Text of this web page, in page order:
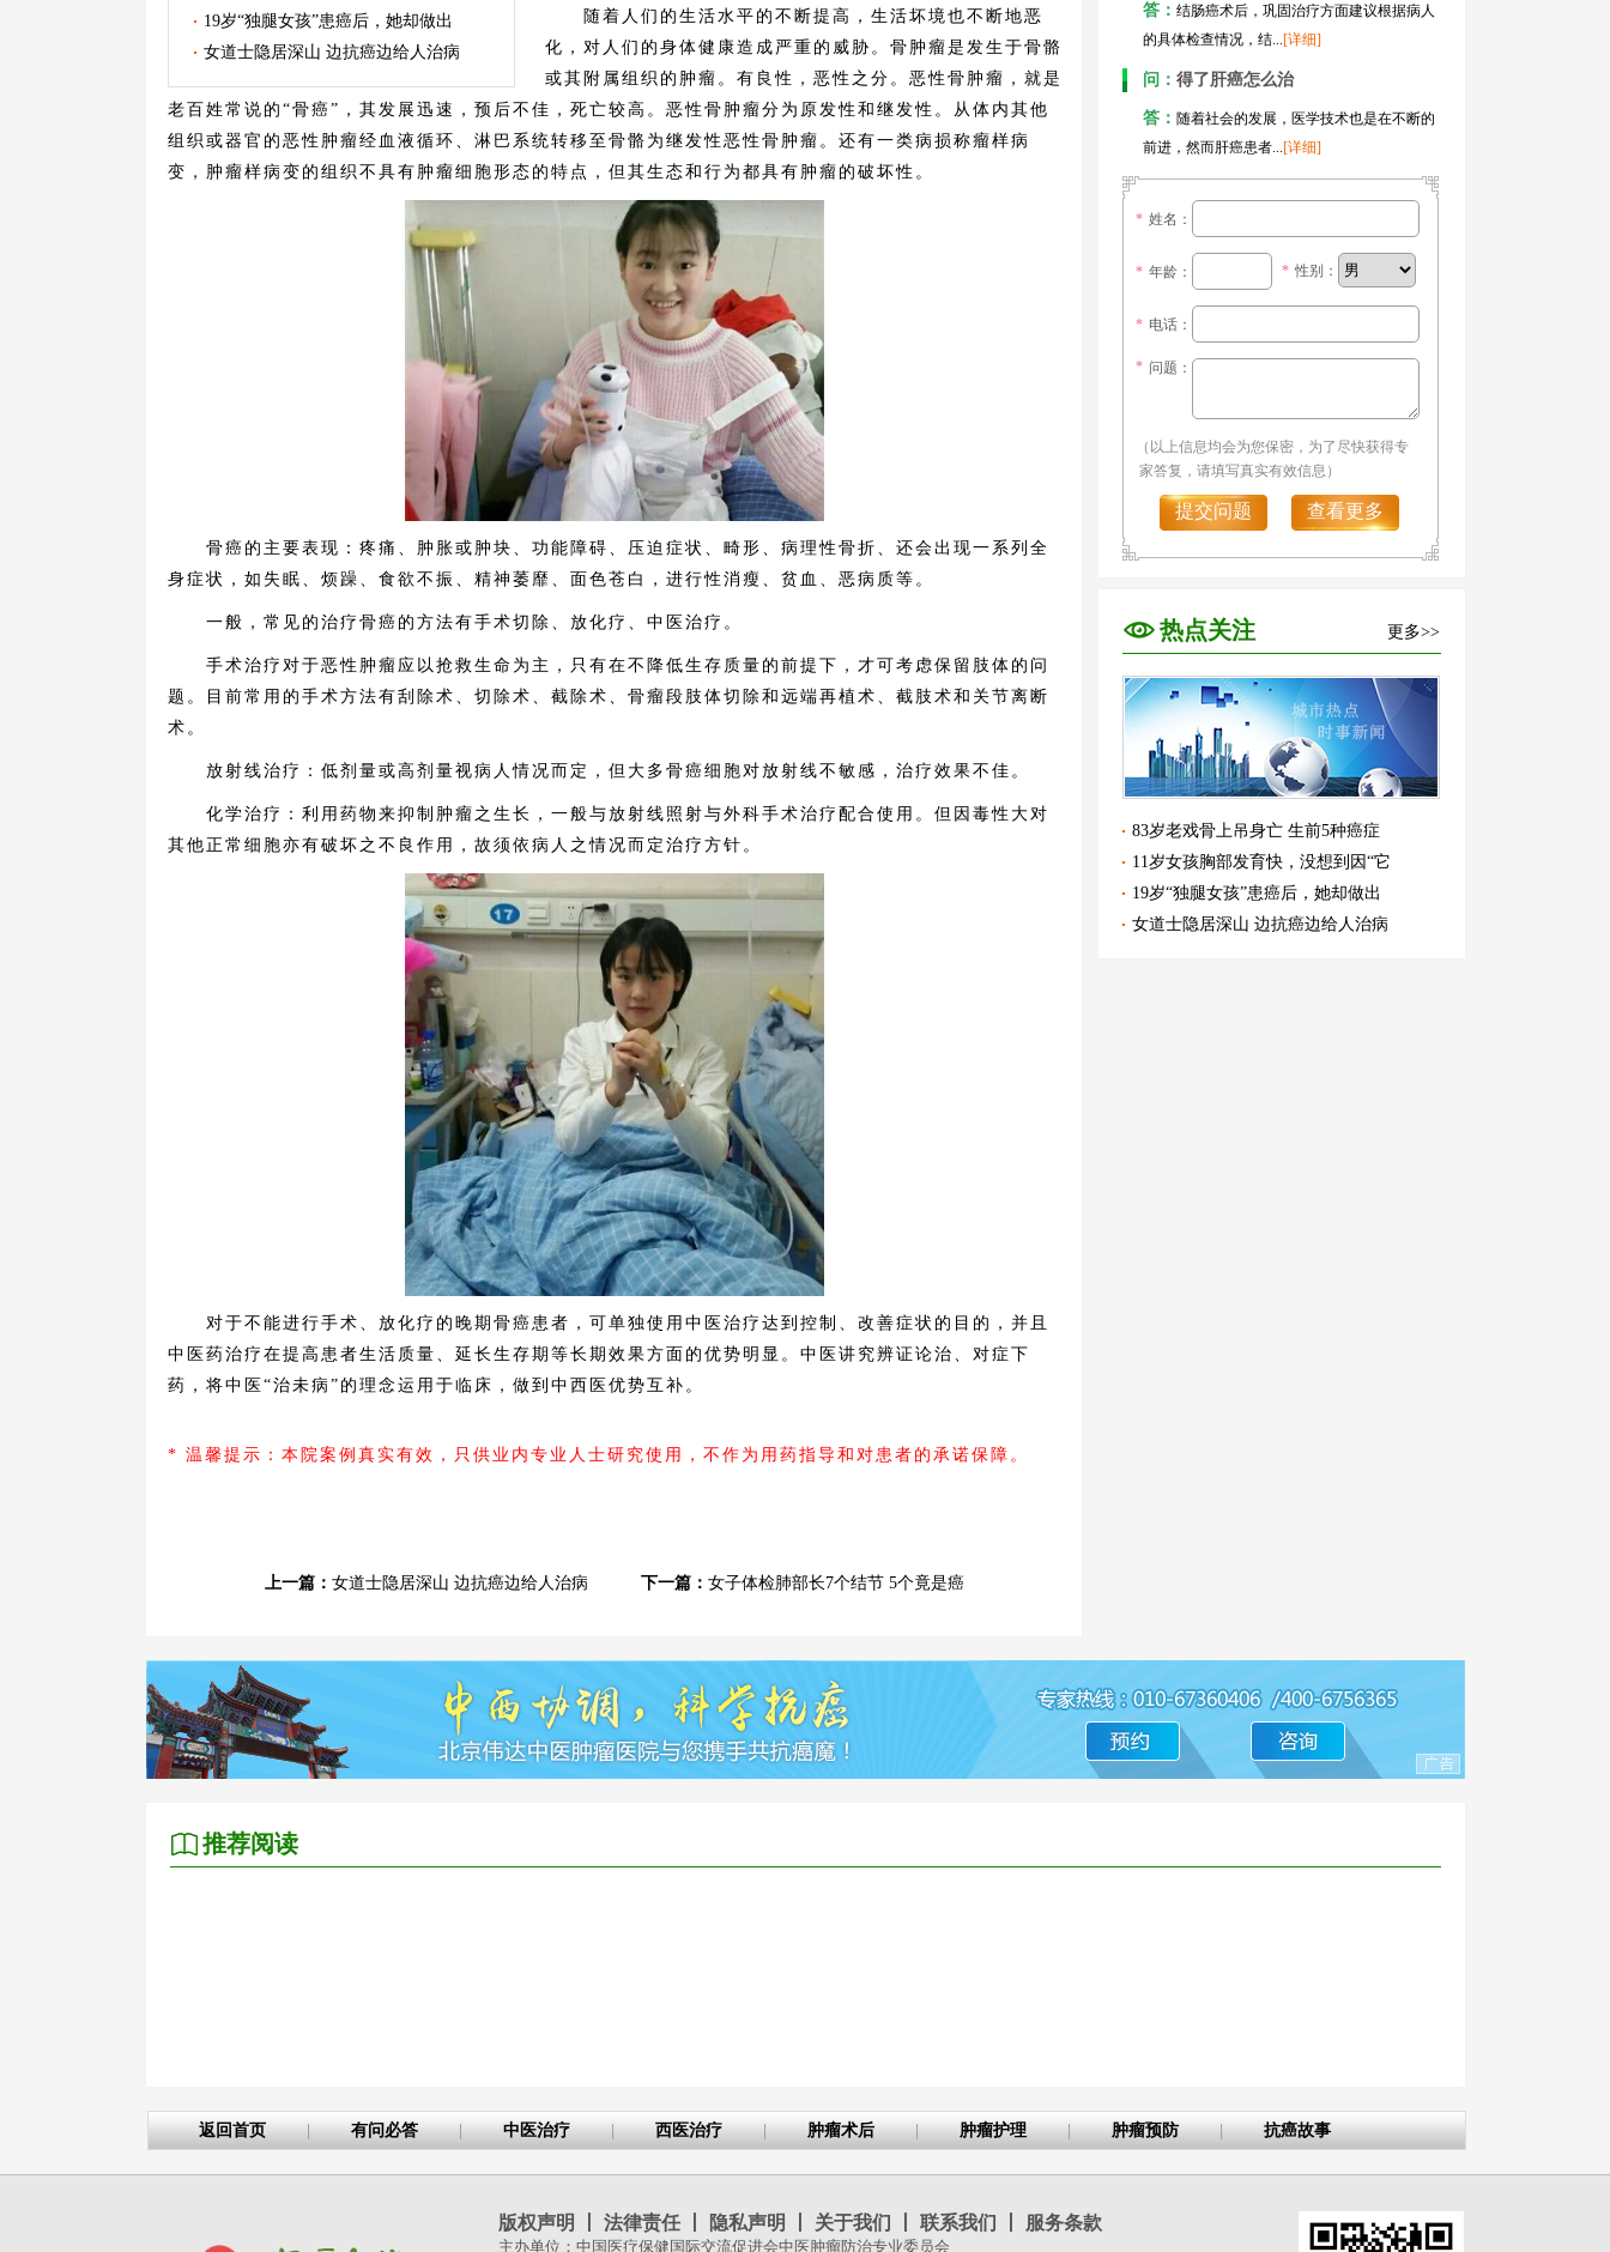
19岁“独腿女孩”患癌后，她却做出
女道士隐居深山 边抗癌边给人治病
随着人们的生活水平的不断提高，生活坏境也不断地恶
化，对人们的身体健康造成严重的威胁。骨肿瘤是发生于骨骼
或其附属组织的肿瘤。有良性，恶性之分。恶性骨肿瘤，就是
老百姓常说的“骨癌”，其发展迅速，预后不佳，死亡较高。恶性骨肿瘤分为原发性和继发性。从体内其他
组织或器官的恶性肿瘤经血液循环、淋巴系统转移至骨骼为继发性恶性骨肿瘤。还有一类病损称瘤样病
变，肿瘤样病变的组织不具有肿瘤细胞形态的特点，但其生态和行为都具有肿瘤的破坏性。
骨癌的主要表现：疼痛、肿胀或肿块、功能障碍、压迫症状、畸形、病理性骨折、还会出现一系列全
身症状，如失眠、烦躁、食欲不振、精神萎靡、面色苍白，进行性消瘦、贫血、恶病质等。
一般，常见的治疗骨癌的方法有手术切除、放化疗、中医治疗。
手术治疗对于恶性肿瘤应以抢救生命为主，只有在不降低生存质量的前提下，才可考虑保留肢体的问
题。目前常用的手术方法有刮除术、切除术、截除术、骨瘤段肢体切除和远端再植术、截肢术和关节离断
术。
放射线治疗：低剂量或高剂量视病人情况而定，但大多骨癌细胞对放射线不敏感，治疗效果不佳。
化学治疗：利用药物来抑制肿瘤之生长，一般与放射线照射与外科手术治疗配合使用。但因毒性大对
其他正常细胞亦有破坏之不良作用，故须依病人之情况而定治疗方针。
对于不能进行手术、放化疗的晚期骨癌患者，可单独使用中医治疗达到控制、改善症状的目的，并且
中医药治疗在提高患者生活质量、延长生存期等长期效果方面的优势明显。中医讲究辨证论治、对症下
药，将中医“治未病”的理念运用于临床，做到中西医优势互补。
* 温馨提示：本院案例真实有效，只供业内专业人士研究使用，不作为用药指导和对患者的承诺保障。
上一篇： 女道士隐居深山 边抗癌边给人治病 下一篇： 女子体检肺部长7个结节 5个竟是癌
答： 结肠癌术后，巩固治疗方面建议根据病人
的具体检查情况，结...[详细]
问： 得了肝癌怎么治
答： 随着社会的发展，医学技术也是在不断的
前进，然而肝癌患者...[详细]
* 姓名：
* 年龄： * 性别：
* 电话：
* 问题：
（以上信息均会为您保密，为了尽快获得专
家答复，请填写真实有效信息）
提交问题 查看更多
热点关注 更多>>
83岁老戏骨上吊身亡 生前5种癌症
11岁女孩胸部发育快，没想到因“它
19岁“独腿女孩”患癌后，她却做出
女道士隐居深山 边抗癌边给人治病
推荐阅读
返回首页 有问必答 中医治疗 西医治疗 肿瘤术后 肿瘤护理 肿瘤预防 抗癌故事
版权声明 法律责任 隐私声明 关于我们 联系我们 服务条款
主办单位：中国医疗保健国际交流促进会中医肿瘤防治专业委员会